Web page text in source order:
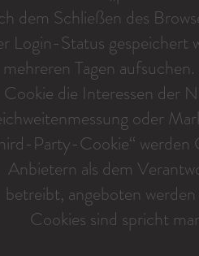
dem Schließen des
Login-Status gespeichert
mehreren Tagen
Cookie die Interessen der
oder
Party-Cookie“ werden
Anbietern als dem
betreibt, angeboten
Cookies sind spricht